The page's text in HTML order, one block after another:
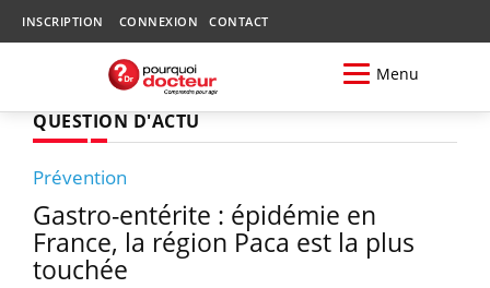
INSCRIPTION CONNEXION CONTACT
Menu
QUESTION D'ACTU
Prévention
Gastro-entérite : épidémie en
France, la région Paca est la plus
touchée